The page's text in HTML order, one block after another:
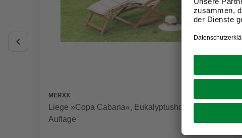
MERXX
Liege »Copa Cabana«, Eukalyptusholz, inkl.
Auflage